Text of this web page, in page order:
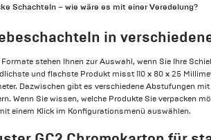
Schachteln – wie wäre es mit einer Veredelung?
in
Formate stehen Ihnen zur Auswahl, wenn Sie Ihre
und flachste Produkt misst 110 x 80 x 25
Dazwischen gibt es verschiedene Abstufungen
Wenn Sie wissen, welche Produkte Sie verpacken
einem Klick im Konfigurationsmenü auswählen.